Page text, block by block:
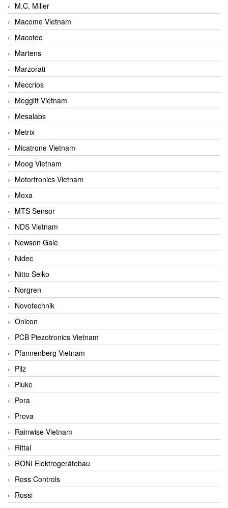
M.C. Miller
Macome Vietnam
Macotec
Martens
Marzorati
Meccrios
Meggitt Vietnam
Mesalabs
Metrix
Micatrone Vietnam
Moog Vietnam
Motortronics Vietnam
Moxa
MTS Sensor
NDS Vietnam
Newson Gale
Nidec
Nitto Seiko
Norgren
Novotechnik
Onicon
PCB Piezotronics Vietnam
Pfannenberg Vietnam
Pilz
Pluke
Pora
Prova
Rainwise Vietnam
Rittal
RONI Elektrogerätebau
Ross Controls
Rossi